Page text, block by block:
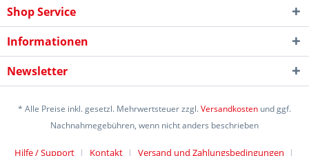
Shop Service
Informationen
Newsletter
* Alle Preise inkl. gesetzl. Mehrwertsteuer zzgl.Versandkosten und ggf.
Nachnahmegebühren, wenn nicht anders beschrieben
Hilfe / Support Kontakt Versand und Zahlungsbedingungen